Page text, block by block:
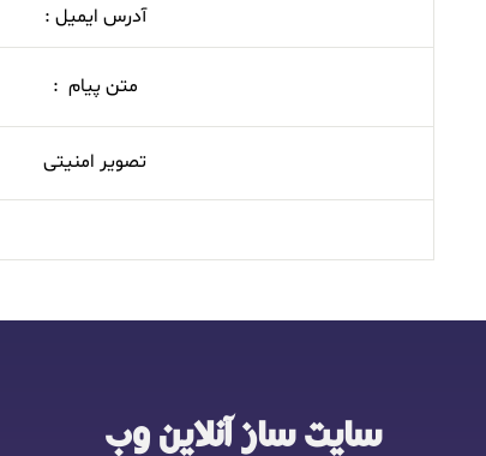
آدرس ایمیل :
متن پیام :
تصویر امنیتی
سایت ساز آنلاین وب